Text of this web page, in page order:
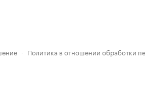
· Политика в отношении обработки